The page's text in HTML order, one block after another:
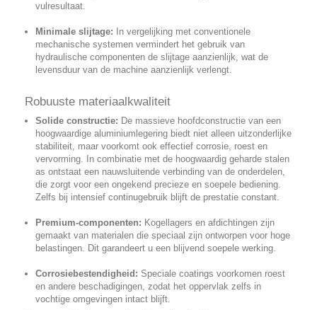
vulresultaat.
Minimale slijtage: In vergelijking met conventionele
mechanische systemen vermindert het gebruik van
hydraulische componenten de slijtage aanzienlijk, wat de
levensduur van de machine aanzienlijk verlengt.
Robuuste materiaalkwaliteit
Solide constructie: De massieve hoofdconstructie van een
hoogwaardige aluminiumlegering biedt niet alleen uitzonderlijke
stabiliteit, maar voorkomt ook effectief corrosie, roest en
vervorming. In combinatie met de hoogwaardig geharde stalen
as ontstaat een nauwsluitende verbinding van de onderdelen,
die zorgt voor een ongekend precieze en soepele bediening.
Zelfs bij intensief continugebruik blijft de prestatie constant.
Premium-componenten: Kogellagers en afdichtingen zijn
gemaakt van materialen die speciaal zijn ontworpen voor hoge
belastingen. Dit garandeert u een blijvend soepele werking.
Corrosiebestendigheid: Speciale coatings voorkomen roest
en andere beschadigingen, zodat het oppervlak zelfs in
vochtige omgevingen intact blijft.